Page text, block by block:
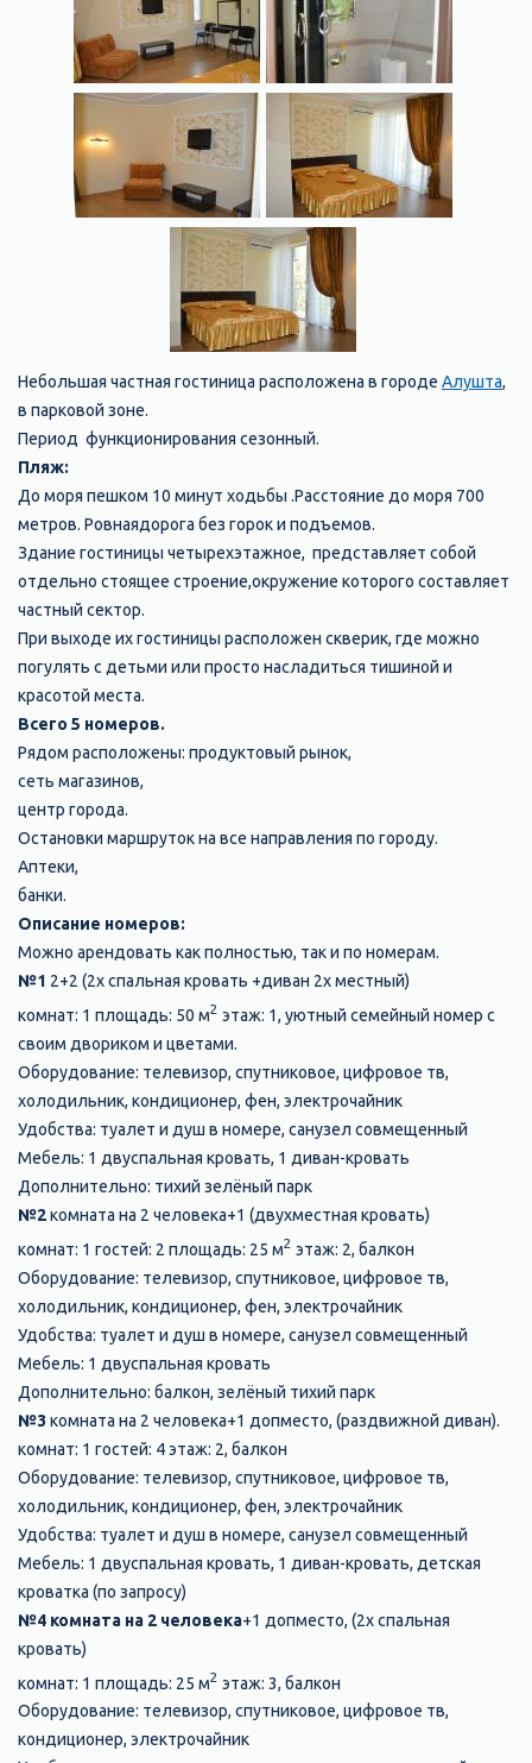
Небольшая частная гостиница расположена в городе Алушта,
в парковой зоне.
Период функционирования сезонный.
Пляж:
До моря пешком 10 минут ходьбы .Расстояние до моря 700
метров. Ровнаядорога без горок и подъемов.
Здание гостиницы четырехэтажное, представляет собой
отдельно стоящее строение,окружение которого составляет
частный сектор.
При выходе их гостиницы расположен скверик, где можно
погулять с детьми или просто насладиться тишиной и
красотой места.
Всего 5 номеров.
Рядом расположены: продуктовый рынок,
сеть магазинов,
центр города.
Остановки маршруток на все направления по городу.
Аптеки,
банки.
Описание номеров:
Можно арендовать как полностью, так и по номерам.
№1 2+2 (2х спальная кровать +диван 2х местный)
комнат: 1 площадь: 50 м2 этаж: 1, ​уютный семейный номер с
своим двориком и цветами.
Оборудование: телевизор, спутниковое, цифровое тв,
холодильник, кондиционер, фен, электрочайник
Удобства: туалет и душ в номере, санузел совмещенный
Мебель: 1 двуспальная кровать, 1 диван-кровать
Дополнительно: тихий зелёный парк
№2комната на 2 человека+1 (двухместная кровать)
комнат: 1 гостей: 2 площадь: 25 м2 этаж: 2, балкон
Оборудование: телевизор, спутниковое, цифровое тв,
холодильник, кондиционер, фен, электрочайник
Удобства: туалет и душ в номере, санузел совмещенный
Мебель: 1 двуспальная кровать
Дополнительно: балкон, зелёный тихий парк
№3 комната на 2 человека+1 допместо, (раздвижной диван).
комнат: 1 гостей: 4 этаж: 2, балкон
Оборудование: телевизор, спутниковое, цифровое тв,
холодильник, кондиционер, фен, электрочайник
Удобства: туалет и душ в номере, санузел совмещенный
Мебель: 1 двуспальная кровать, 1 диван-кровать, детская
кроватка (по запросу)
№4 комната на 2 человека+1 допместо, (2х спальная
кровать)
комнат: 1 площадь: 25 м2 этаж: 3, балкон
Оборудование: телевизор, спутниковое, цифровое тв,
кондиционер, электрочайник